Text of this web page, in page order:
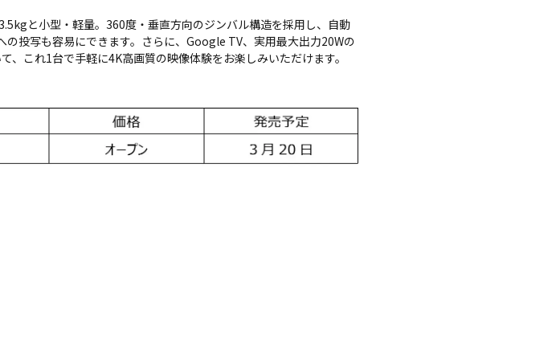
と小型・軽量。360度・垂直方向のジンバル構造を採用し、自動
投写も容易にできます。さらに、Google TV、実用最大出力20Wの
これ1台で手軽に4K高画質の映像体験をお楽しみいただけます。